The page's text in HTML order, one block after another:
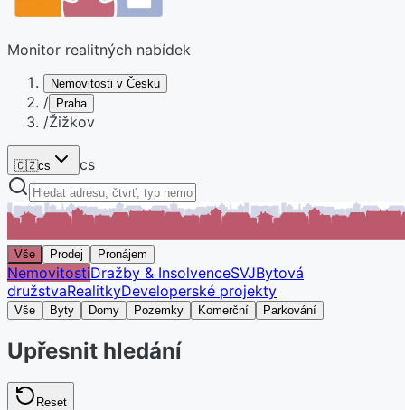
Monitor realitných nabídek
Nemovitosti v Česku
/ Praha
/Žižkov
🇨🇿cs cs
Vše Prodej Pronájem
NemovitostiDražby & InsolvenceSVJBytová
družstvaRealitkyDeveloperské projekty
Vše Byty Domy Pozemky Komerční Parkování
Upřesnit hledání
Reset